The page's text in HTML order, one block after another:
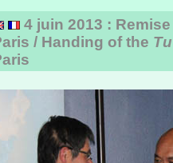
4 juin 2013 :
/ Handing of the